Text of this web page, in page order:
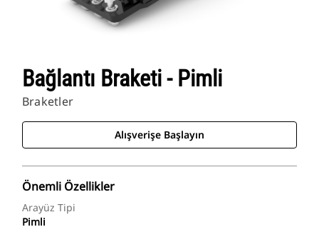
Bağlantı Braketi - Pimli
Braketler
Alışverişe Başlayın
Önemli Özellikler
Arayüz Tipi
Pimli